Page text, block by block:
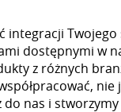
integracji Twojego
dostępnymi w
z różnych
nas i